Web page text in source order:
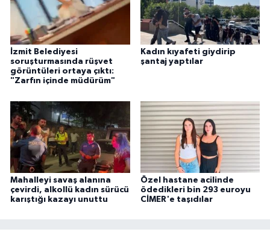
İzmit Belediyesi
soruşturmasında rüşvet
görüntüleri ortaya çıktı:
"Zarfın içinde müdürüm"
Kadın kıyafeti giydirip
şantaj yaptılar
Mahalleyi savaş alanına
çevirdi, alkollü kadın sürücü
karıştığı kazayı unuttu
Özel hastane acilinde
ödedikleri bin 293 euroyu
CİMER'e taşıdılar